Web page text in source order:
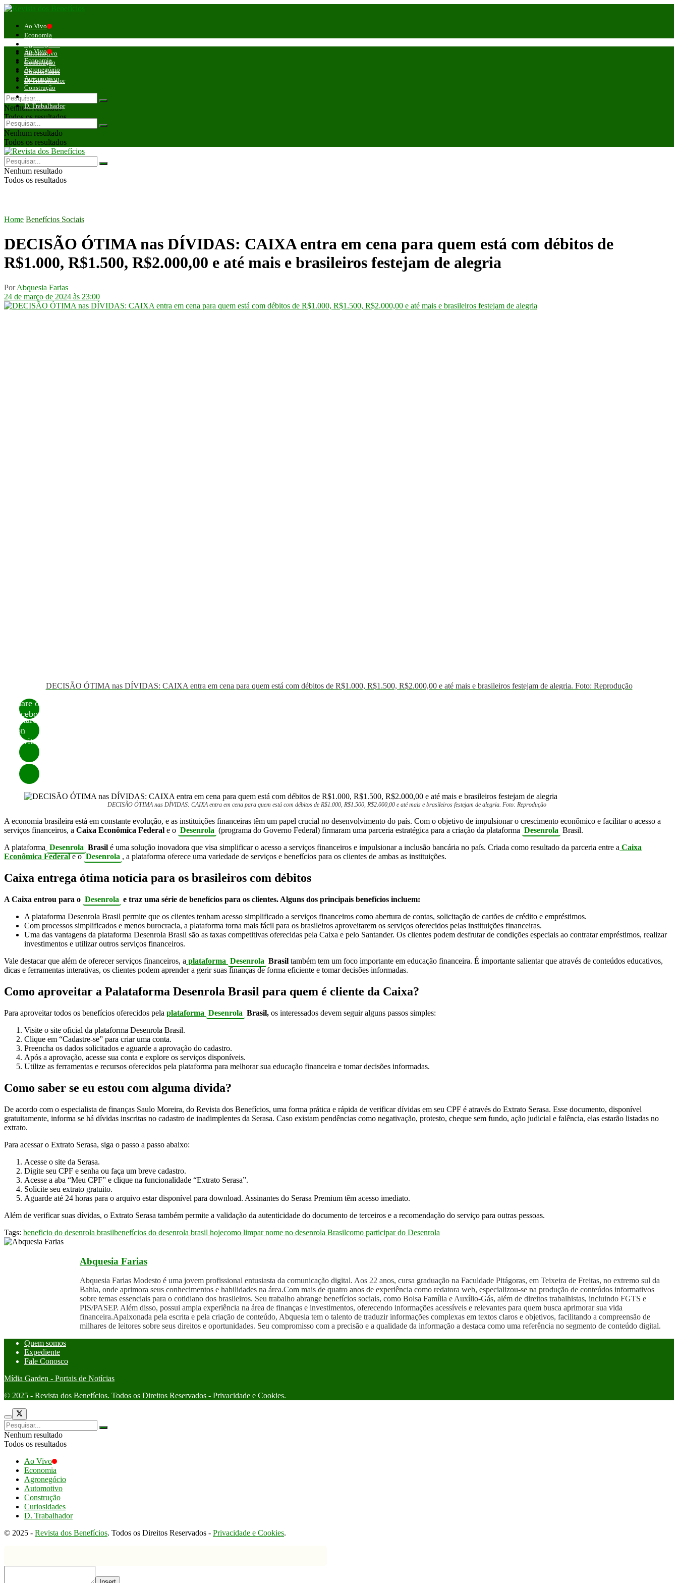
Ao Vivo
Economia
Automotivo
Construção
Curiosidades
D. Trabalhador
Nenhum resultado
Todos os resultados
Ao Vivo
Economia
Agronegócio
Automotivo
Construção
Curiosidades
D. Trabalhador
Nenhum resultado
Todos os resultados
Nenhum resultado
Todos os resultados
Home Benefícios Sociais
DECISÃO ÓTIMA nas DÍVIDAS: CAIXA entra em cena para quem está com débitos de
R$1.000, R$1.500, R$2.000,00 e até mais e brasileiros festejam de alegria
Por Abquesia Farias
24 de março de 2024 às 23:00
DECISÃO ÓTIMA nas DÍVIDAS: CAIXA entra em cena para quem está com débitos de R$1.000, R$1.500, R$2.000,00 e até mais e brasileiros festejam de alegria. Foto: Reprodução
Share on
Facebook
Share
on
Twitter
DECISÃO ÓTIMA nas DÍVIDAS: CAIXA entra em cena para quem está com débitos de R$1.000, R$1.500, R$2.000,00 e até mais e brasileiros festejam de alegria. Foto: Reprodução
A economia brasileira está em constante evolução, e as instituições financeiras têm um papel crucial no desenvolvimento do país. Com o objetivo de impulsionar o crescimento econômico e facilitar o acesso a
serviços financeiros, a Caixa Econômica Federal e o Desenrola (programa do Governo Federal) firmaram uma parceria estratégica para a criação da plataforma Desenrola Brasil.
A plataforma Desenrola Brasil é uma solução inovadora que visa simplificar o acesso a serviços financeiros e impulsionar a inclusão bancária no país. Criada como resultado da parceria entre a Caixa
Econômica Federale o Desenrola , a plataforma oferece uma variedade de serviços e benefícios para os clientes de ambas as instituições.
Caixa entrega ótima notícia para os brasileiros com débitos
A Caixa entrou para o Desenrola e traz uma série de benefícios para os clientes. Alguns dos principais benefícios incluem:
A plataforma Desenrola Brasil permite que os clientes tenham acesso simplificado a serviços financeiros como abertura de contas, solicitação de cartões de crédito e empréstimos.
Com processos simplificados e menos burocracia, a plataforma torna mais fácil para os brasileiros aproveitarem os serviços oferecidos pelas instituições financeiras.
Uma das vantagens da plataforma Desenrola Brasil são as taxas competitivas oferecidas pela Caixa e pelo Santander. Os clientes podem desfrutar de condições especiais ao contratar empréstimos, realizar
investimentos e utilizar outros serviços financeiros.
Vale destacar que além de oferecer serviços financeiros, a plataforma Desenrola Brasil também tem um foco importante em educação financeira. É importante salientar que através de conteúdos educativos,
dicas e ferramentas interativas, os clientes podem aprender a gerir suas finanças de forma eficiente e tomar decisões informadas.
Como aproveitar a Palataforma Desenrola Brasil para quem é cliente da Caixa?
Para aproveitar todos os benefícios oferecidos pela plataforma Desenrola Brasil, os interessados devem seguir alguns passos simples:
Visite o site oficial da plataforma Desenrola Brasil.
Clique em “Cadastre-se” para criar uma conta.
Preencha os dados solicitados e aguarde a aprovação do cadastro.
Após a aprovação, acesse sua conta e explore os serviços disponíveis.
Utilize as ferramentas e recursos oferecidos pela plataforma para melhorar sua educação financeira e tomar decisões informadas.
Como saber se eu estou com alguma dívida?
De acordo com o especialista de finanças Saulo Moreira, do Revista dos Benefícios, uma forma prática e rápida de verificar dívidas em seu CPF é através do Extrato Serasa. Esse documento, disponível
gratuitamente, informa se há dívidas inscritas no cadastro de inadimplentes da Serasa. Caso existam pendências como negativação, protesto, cheque sem fundo, ação judicial e falência, elas estarão listadas no
extrato.
Para acessar o Extrato Serasa, siga o passo a passo abaixo:
Acesse o site da Serasa.
Digite seu CPF e senha ou faça um breve cadastro.
Acesse a aba “Meu CPF” e clique na funcionalidade “Extrato Serasa”.
Solicite seu extrato gratuito.
Aguarde até 24 horas para o arquivo estar disponível para download. Assinantes do Serasa Premium têm acesso imediato.
Além de verificar suas dívidas, o Extrato Serasa também permite a validação da autenticidade do documento de terceiros e a recomendação do serviço para outras pessoas.
Tags: beneficio do desenrola brasilbenefícios do desenrola brasil hojecomo limpar nome no desenrola Brasilcomo participar do Desenrola
Abquesia Farias
Abquesia Farias Modesto é uma jovem profissional entusiasta da comunicação digital. Aos 22 anos, cursa graduação na Faculdade Pitágoras, em Teixeira de Freitas, no extremo sul da
Bahia, onde aprimora seus conhecimentos e habilidades na área.Com mais de quatro anos de experiência como redatora web, especializou-se na produção de conteúdos informativos
sobre temas essenciais para o cotidiano dos brasileiros. Seu trabalho abrange benefícios sociais, como Bolsa Família e Auxílio-Gás, além de direitos trabalhistas, incluindo FGTS e
PIS/PASEP. Além disso, possui ampla experiência na área de finanças e investimentos, oferecendo informações acessíveis e relevantes para quem busca aprimorar sua vida
financeira.Apaixonada pela escrita e pela criação de conteúdo, Abquesia tem o talento de traduzir informações complexas em textos claros e objetivos, facilitando a compreensão de
milhares de leitores sobre seus direitos e oportunidades. Seu compromisso com a precisão e a qualidade da informação a destaca como uma referência no segmento de conteúdo digital.
Quem somos
Expediente
Fale Conosco
Mídia Garden - Portais de Notícias
© 2025 - Revista dos Benefícios. Todos os Direitos Reservados - Privacidade e Cookies.
Nenhum resultado
Todos os resultados
Ao Vivo
Economia
Agronegócio
Automotivo
Construção
Curiosidades
D. Trabalhador
© 2025 - Revista dos Benefícios. Todos os Direitos Reservados - Privacidade e Cookies.